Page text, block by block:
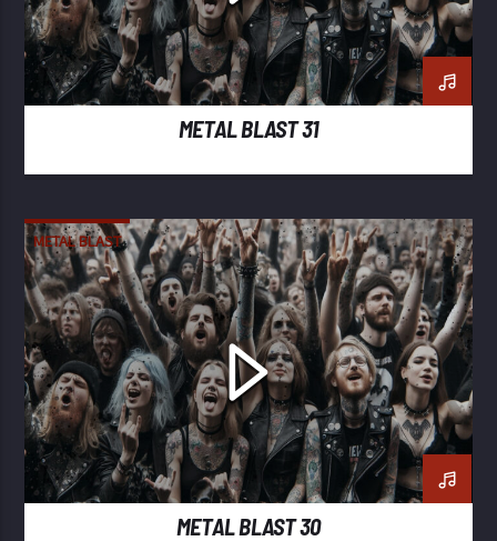
METAL BLAST 31
METAL BLAST
METAL BLAST 30